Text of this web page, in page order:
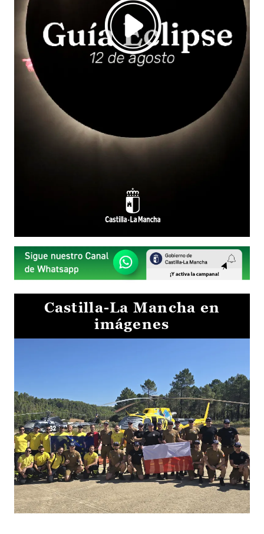
Castilla-La Mancha en
imágenes